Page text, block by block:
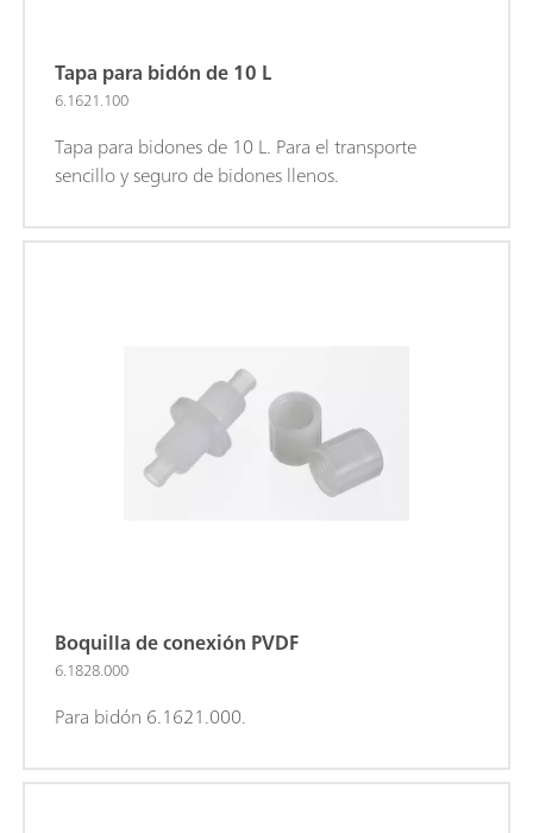
Tapa para bidón de 10 L
6.1621.100
Tapa para bidones de 10 L. Para el transporte
sencillo y seguro de bidones llenos.
Boquilla de conexión PVDF
6.1828.000
Para bidón 6.1621.000.